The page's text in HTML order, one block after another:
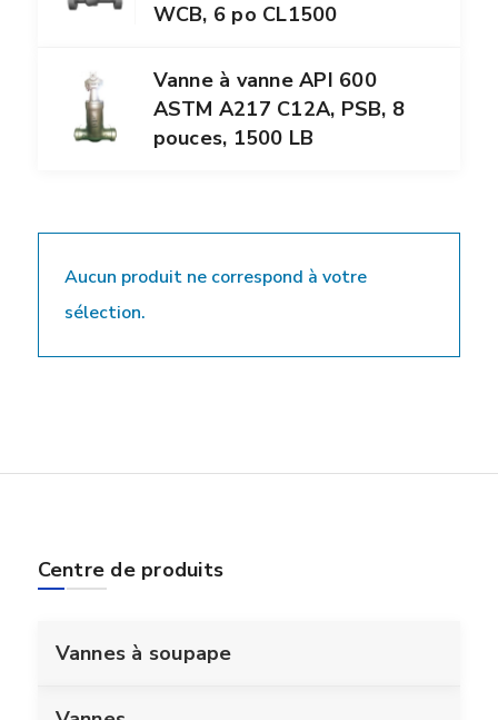
WCB, 6 po CL1500
Vanne à vanne API 600
ASTM A217 C12A, PSB, 8
pouces, 1500 LB
Aucun produit ne correspond à votre
sélection.
Centre de produits
Vannes à soupape